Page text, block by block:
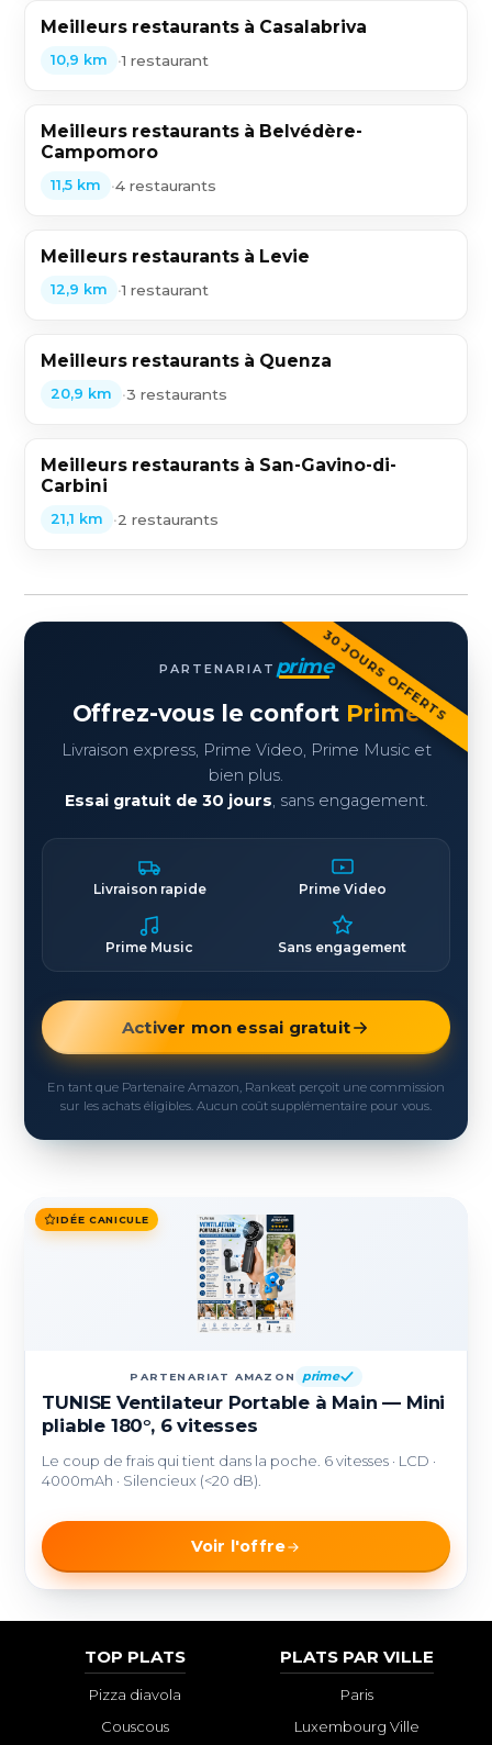
Meilleurs restaurants à Casalabriva
10,9 km •1 restaurant
Meilleurs restaurants à Belvédère-
Campomoro
11,5 km •4 restaurants
Meilleurs restaurants à Levie
12,9 km •1 restaurant
Meilleurs restaurants à Quenza
20,9 km •3 restaurants
Meilleurs restaurants à San-Gavino-di-
Carbini
21,1 km •2 restaurants
30 JOURS OFFERTS
PARTENARIAT prime
Offrez-vous le confort Prime
Livraison express, Prime Video, Prime Music et
bien plus.
Essai gratuit de 30 jours, sans engagement.
Livraison rapide Prime Video
Prime Music Sans engagement
Activer mon essai gratuit
En tant que Partenaire Amazon, Rankeat perçoit une commission
sur les achats éligibles. Aucun coût supplémentaire pour vous.
IDÉE CANICULE
PARTENARIAT AMAZON prime
TUNISE Ventilateur Portable à Main — Mini
pliable 180°, 6 vitesses
Le coup de frais qui tient dans la poche. 6 vitesses · LCD ·
4000mAh · Silencieux (<20 dB).
Voir l'offre
TOP PLATS
Pizza diavola
Couscous
PLATS PAR VILLE
Paris
Luxembourg Ville